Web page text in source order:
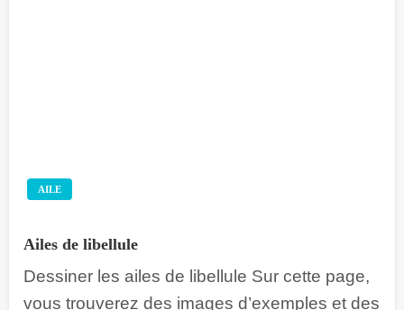
AILE
Ailes de libellule
Dessiner les ailes de libellule Sur cette page,
vous trouverez des images d’exemples et des